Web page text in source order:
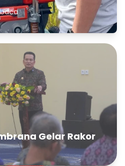
Gelar Rakor